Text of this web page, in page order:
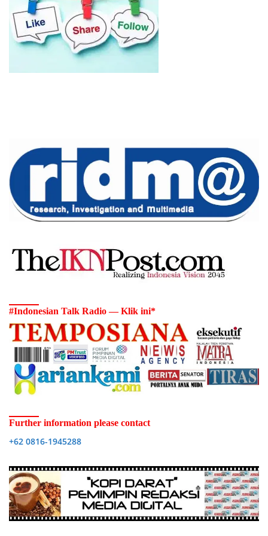
#Indonesian Talk Radio — Klik ini*
Further information please contact
+62 0816-1945288